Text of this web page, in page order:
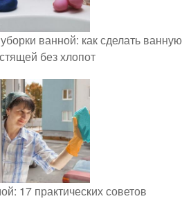
ванной: как сделать ванную
без хлопот
17 практических советов